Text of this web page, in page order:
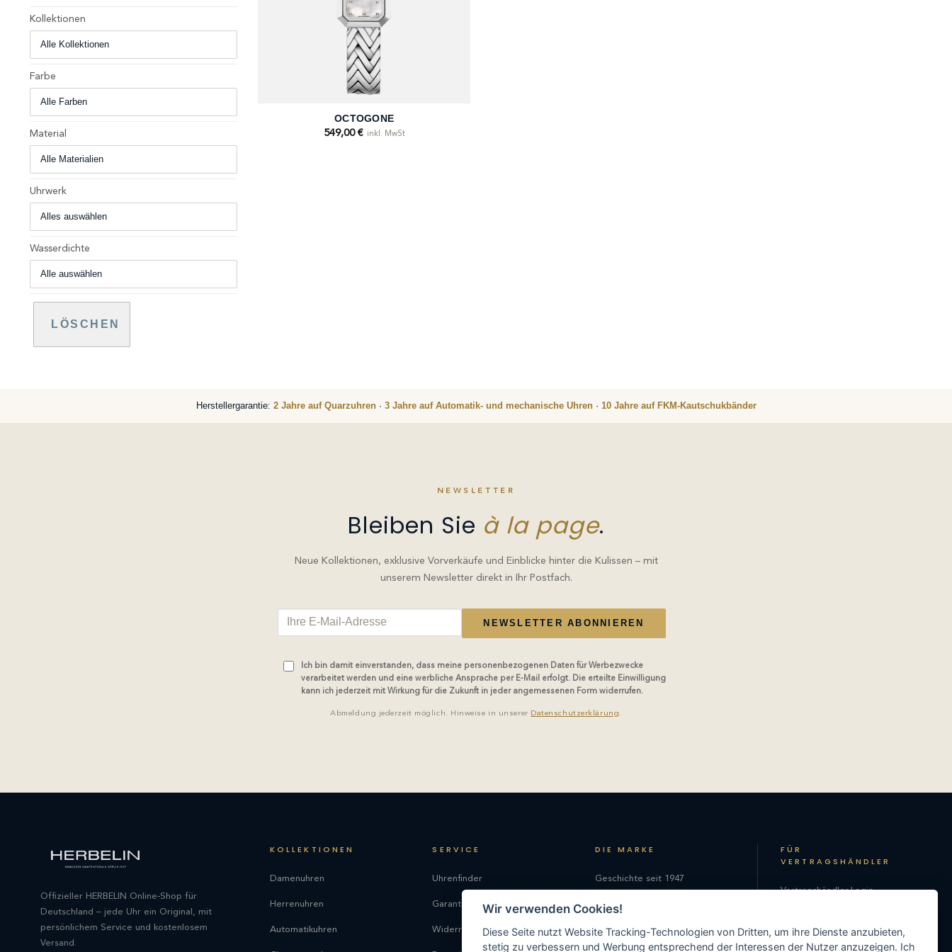
Kollektionen
Farbe
Material
Uhrwerk
Wasserdichte
LÖSCHEN
OCTOGONE
549,00 € inkl. MwSt
Herstellergarantie: 2 Jahre auf Quarzuhren· 3 Jahre auf Automatik- und mechanische Uhren· 10 Jahre auf FKM-Kautschukbänder
NEWSLETTER
Bleiben Sie à la page.
Neue Kollektionen, exklusive Vorverkäufe und Einblicke hinter die Kulissen – mit
unserem Newsletter direkt in Ihr Postfach.
NEWSLETTER ABONNIEREN
Ich bin damit einverstanden, dass meine personenbezogenen Daten für Werbezwecke
verarbeitet werden und eine werbliche Ansprache per E-Mail erfolgt. Die erteilte Einwilligung
kann ich jederzeit mit Wirkung für die Zukunft in jeder angemessenen Form widerrufen.
Abmeldung jederzeit möglich. Hinweise in unserer Datenschutzerklärung.
Offizieller HERBELIN Online-Shop für
Deutschland – jede Uhr ein Original, mit
persönlichem Service und kostenlosem
Versand.
KOLLEKTIONEN
Damenuhren
Herrenuhren
Automatikuhren
SERVICE
Uhrenfinder
Garantie
Widerrufsrecht
DIE MARKE
Geschichte seit 1947
Philosophie
Produktion
FÜR
VERTRAGSHÄNDLER
Vertragshändler-Login
registrieren
Wir verwenden Cookies!
Diese Seite nutzt Website Tracking-Technologien von Dritten, um ihre Dienste anzubieten,
stetig zu verbessern und Werbung entsprechend der Interessen der Nutzer anzuzeigen. Ich